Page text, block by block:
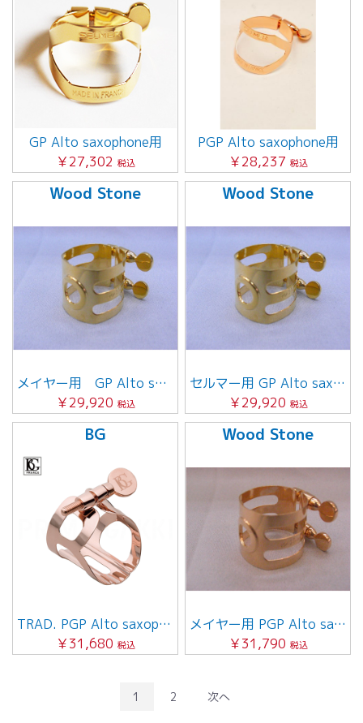
GP Alto saxophone用
￥27,302 税込
PGP Alto saxophone用
￥28,237 税込
Wood Stone
メイヤー用 GP Alto saxophone
￥29,920 税込
Wood Stone
セルマー用 GP Alto saxophone
￥29,920 税込
BG
TRAD. PGP Alto saxophone用
￥31,680 税込
Wood Stone
メイヤー用 PGP Alto saxophone
￥31,790 税込
1 2 次へ